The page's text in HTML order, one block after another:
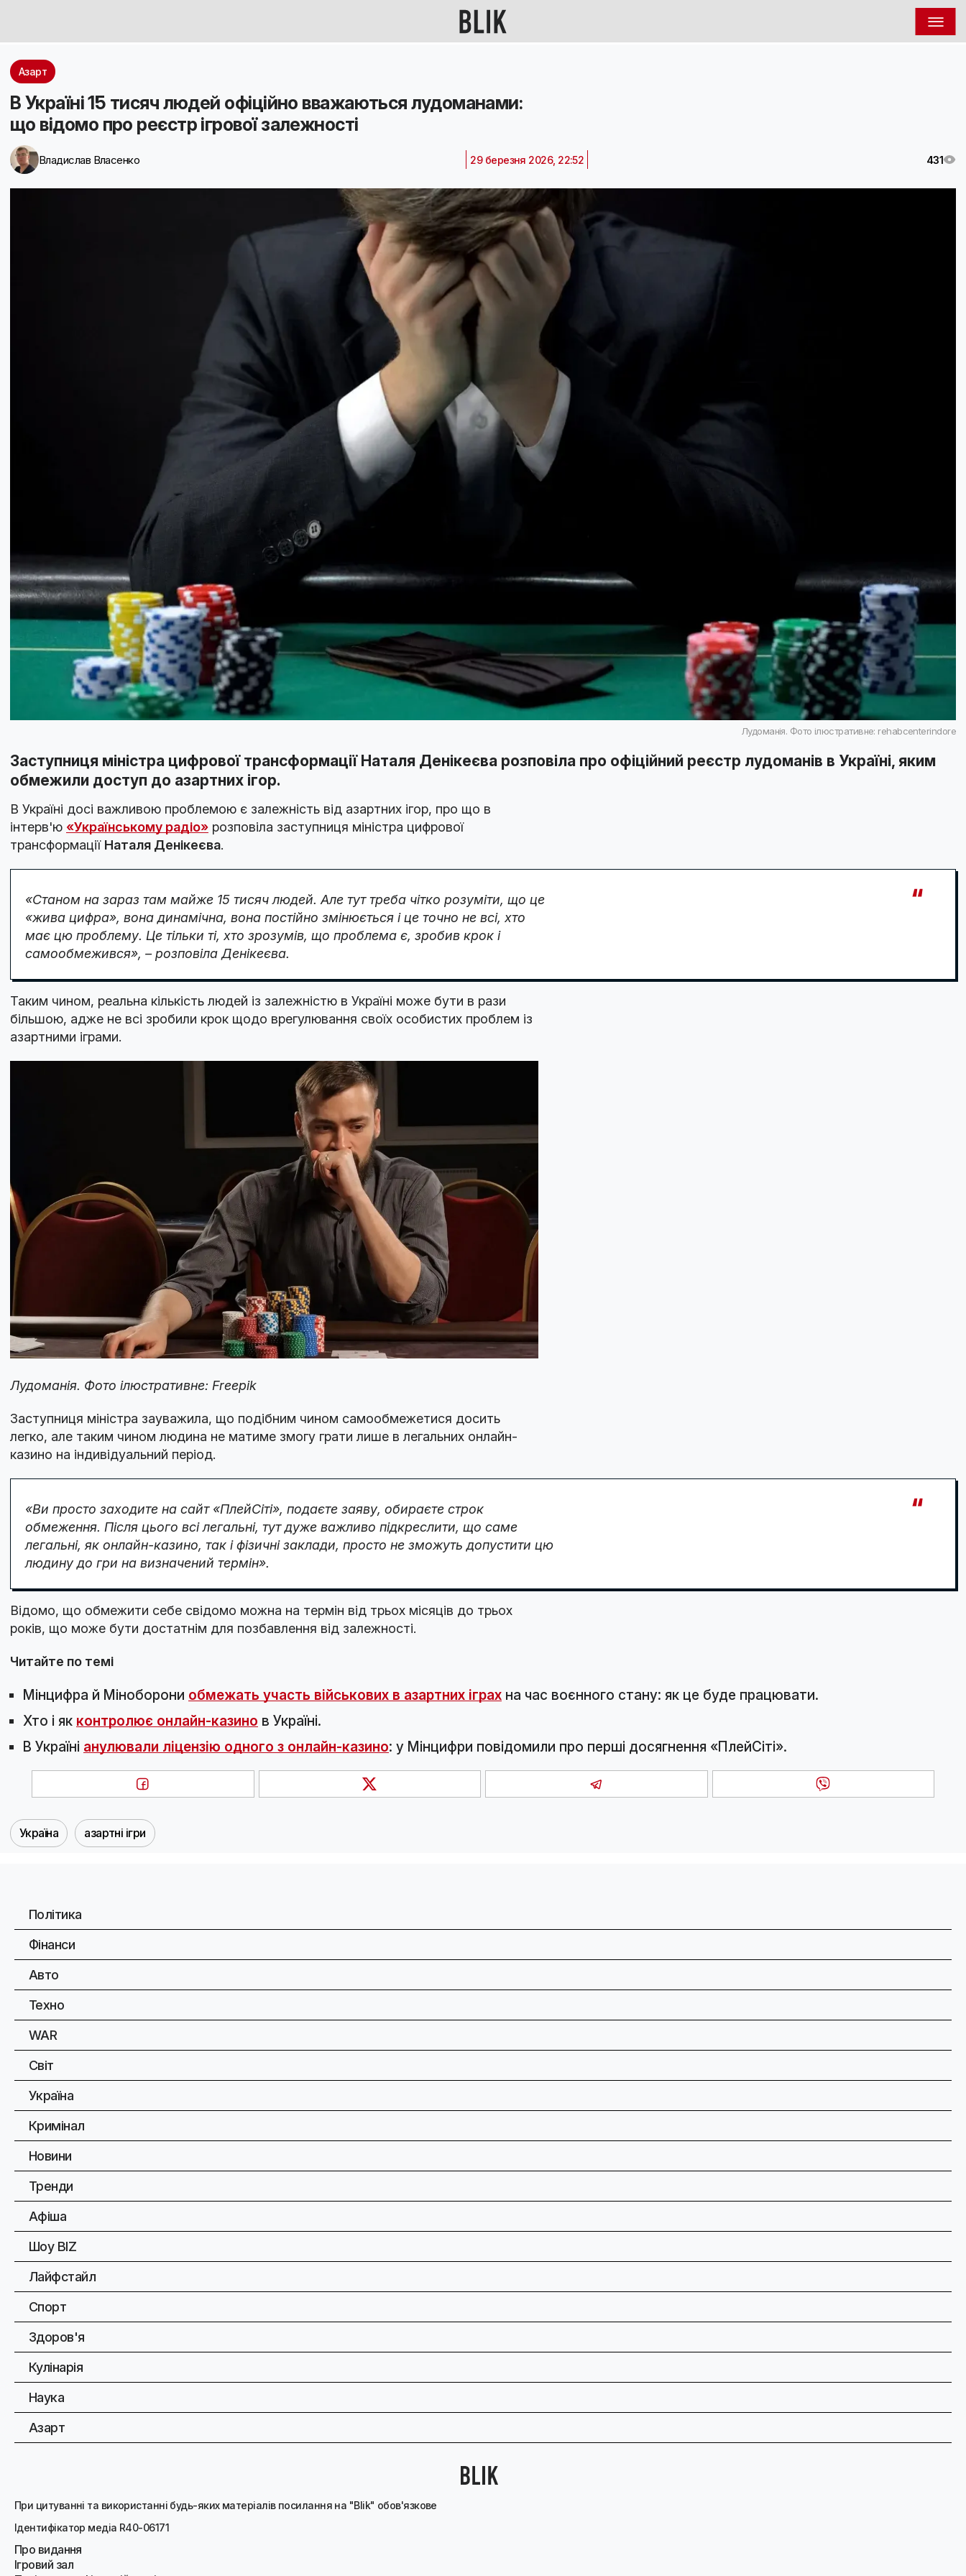
☰
Азарт
В Україні 15 тисяч людей офіційно вважаються лудоманами:
що відомо про реєстр ігрової залежності
Владислав Власенко 29 березня 2026, 22:52 431
Лудоманія. Фото ілюстративне: rehabcenterindore
Заступниця міністра цифрової трансформації Наталя Денікеєва розповіла про офіційний реєстр лудоманів в Україні, яким
обмежили доступ до азартних ігор.
В Україні досі важливою проблемою є залежність від азартних ігор, про що в
інтерв'ю «Українському радіо» розповіла заступниця міністра цифрової
трансформації Наталя Денікеєва.
«Станом на зараз там майже 15 тисяч людей. Але тут треба чітко розуміти, що це
«жива цифра», вона динамічна, вона постійно змінюється і це точно не всі, хто
має цю проблему. Це тільки ті, хто зрозумів, що проблема є, зробив крок і
самообмежився», – розповіла Денікеєва.
Таким чином, реальна кількість людей із залежністю в Україні може бути в рази
більшою, адже не всі зробили крок щодо врегулювання своїх особистих проблем із
азартними іграми.
Лудоманія. Фото ілюстративне: Freepik
Заступниця міністра зауважила, що подібним чином самообмежетися досить
легко, але таким чином людина не матиме змогу грати лише в легальних онлайн-
казино на індивідуальний період.
«Ви просто заходите на сайт «ПлейСіті», подаєте заяву, обираєте строк
обмеження. Після цього всі легальні, тут дуже важливо підкреслити, що саме
легальні, як онлайн-казино, так і фізичні заклади, просто не зможуть допустити цю
людину до гри на визначений термін».
Відомо, що обмежити себе свідомо можна на термін від трьох місяців до трьох
років, що може бути достатнім для позбавлення від залежності.
Читайте по темі
Мінцифра й Міноборони обмежать участь військових в азартних іграх на час воєнного стану: як це буде працювати.
Хто і як контролює онлайн-казино в Україні.
В Україні анулювали ліцензію одного з онлайн-казино: у Мінцифри повідомили про перші досягнення «ПлейСіті».
Україна азартні ігри
Політика
Фінанси
Авто
Техно
WAR
Світ
Україна
Кримінал
Новини
Тренди
Афіша
Шоу BIZ
Лайфстайл
Спорт
Здоров'я
Кулінарія
Наука
Азарт
При цитуванні та використанні будь-яких матеріалів посилання на "Blik" обов'язкове
Ідентифікатор медіа R40-06171
Про видання
Ігровий зал